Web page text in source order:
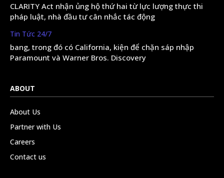
CLARITY Act nhận ủng hộ thứ hai từ lực lượng thực thi
pháp luật, nhà đầu tư cân nhắc tác động
Tin Tức 24/7
bang, trong đó có California, kiện để chặn sáp nhập
Paramount và Warner Bros. Discovery
ABOUT
About Us
Partner with Us
Careers
Contact us